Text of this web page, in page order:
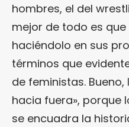
hombres, el del
mejor de todo es
haciéndolo en sus
términos que
de feministas.
hacia fuera», porque
se encuadra la